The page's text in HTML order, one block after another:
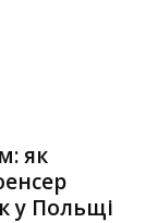
як
у Польщі